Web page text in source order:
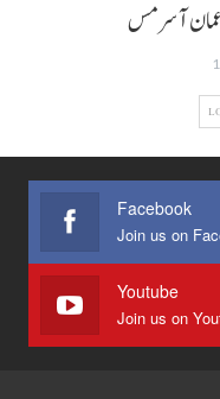
عمان آ سرمس
Facebook
Youtube
Join us on